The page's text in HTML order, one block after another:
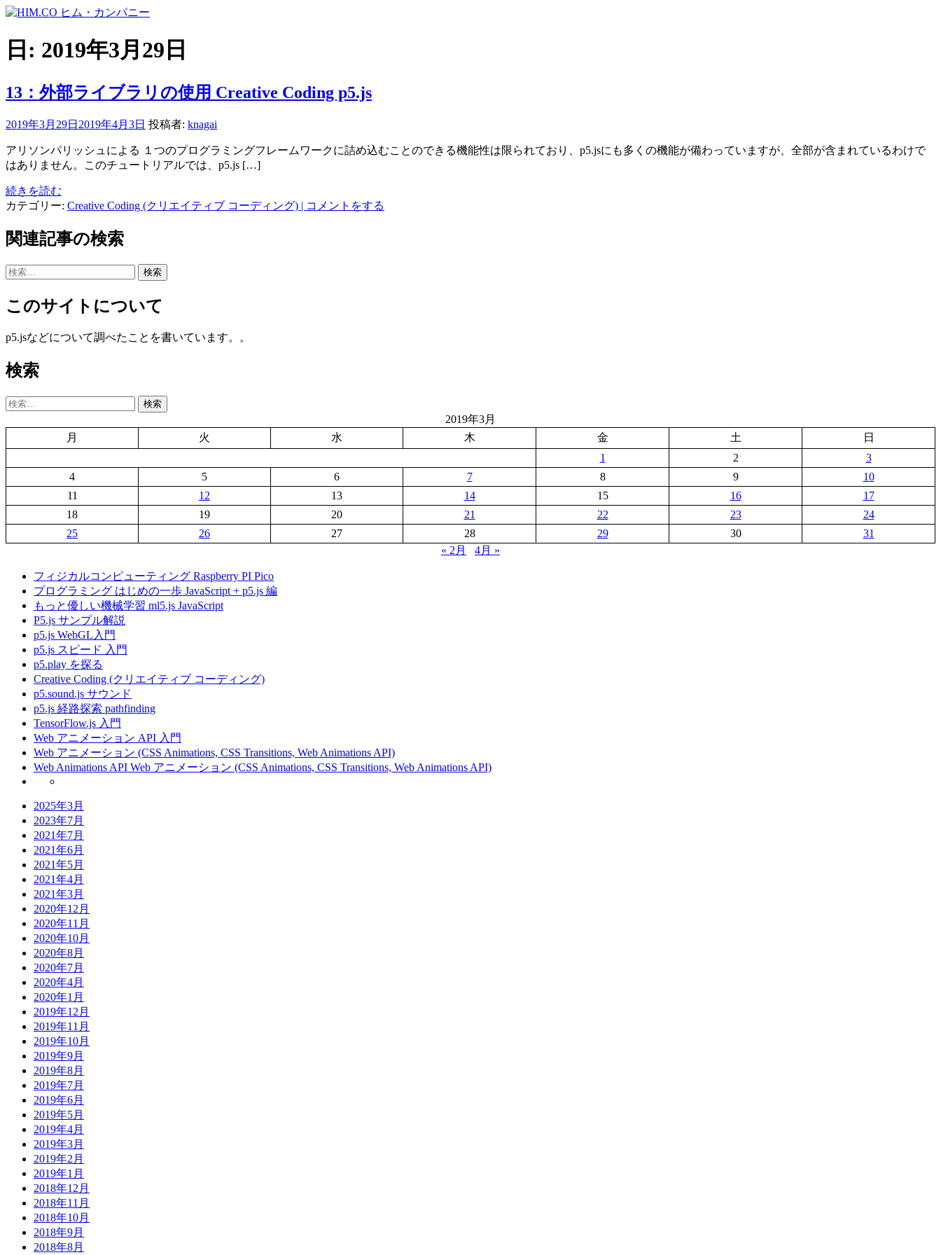
コ
テ
ン
へ
ス
ッ
プ
日: 2019年3月29日
13：外部ライブラリの使用 Creative Coding p5.js
2019年3月29日 2019年4月3日 投稿者: knagai
アリソンパリッシュによる １つのプログラミングフレームワークに詰め込むことのできる機能性は限られており、p5.jsにも多くの機能が備わっていますが、全部が含まれているわけで
はありません。このチュートリアルでは、p5.js […]
続きを読む
カテゴリー: Creative Coding (クリエイティブ コーディング) | コメントをする
関連記事の検索
検
このサイトについて
p5.jsなどについて調べたことを書いています。。
検索
検
2019年3月
月
火 水 木 金 土
日
1
2
3
4
5 6 7 8 9
10
11
12 13 14 15 16
17
18
19 20 21 22 23
24
25
26 27 28 29 30
31
« 2月
4月 »
フィジカルコンピューティング Raspberry PI Pico
プログラミング はじめの一歩 JavaScript + p5.js 編
もっと優しい機械学習 ml5.js JavaScript
P5.js サンプル解説
p5.js WebGL入門
p5.js スピード 入門
p5.play を探る
Creative Coding (クリエイティブ コーディング)
p5.sound.js サウンド
p5.js 経路探索 pathfinding
TensorFlow.js 入門
Web アニメーション API 入門
Web アニメーション (CSS Animations, CSS Transitions, Web Animations API)
Web Animations API Web アニメーション (CSS Animations, CSS Transitions, Web Animations API)
2025年3月
2023年7月
2021年7月
2021年6月
2021年5月
2021年4月
2021年3月
2020年12月
2020年11月
2020年10月
2020年8月
2020年7月
2020年4月
2020年1月
2019年12月
2019年11月
2019年10月
2019年9月
2019年8月
2019年7月
2019年6月
2019年5月
2019年4月
2019年3月
2019年2月
2019年1月
2018年12月
2018年11月
2018年10月
2018年9月
2018年8月